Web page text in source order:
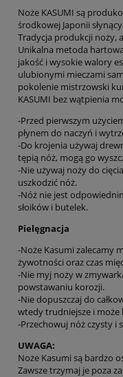
Noże KASUMI są
środkowej Japonii
Tradycja produkcji noży,
Unikalna metoda
jakość i wysokie walory
ulubionymi mieczami
pokolenie mistrzowski
KASUMI bez wątpienia
-Przed pierwszym
płynem do naczyń i
-Do krojenia używaj
tępią nóż, mogą go
-Nie używaj noży do
uszkodzić nóż.
-Nóż nie jest
słoików i butelek.
Pielęgnacja
-Noże Kasumi zalecamy
żywotności oraz czas
-Nie myj noży w
powstawaniu korozji.
-Nie dopuszczaj do
wtedy trudniejsze i może
-Przechowuj nóż czysty i
UWAGA:
Noże Kasumi są bardzo
Zawsze trzymaj je poza